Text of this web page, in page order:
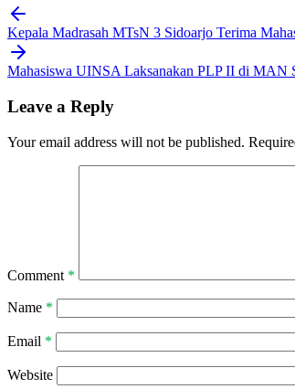
Post
navigation
Kepala Madrasah MTsN 3 Sidoarjo Terima
Mahasiswa UINSA Laksanakan PLP II di MAN
Leave a Reply
Your email address will not be published.
Comment *
Name *
Email *
Website